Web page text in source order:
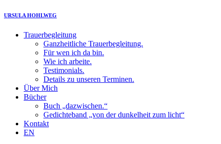
Zum
springen
URSULA HOHLWEG
Trauerbegleitung
Ganzheitliche Trauerbegleitung.
Für wen ich da bin.
Wie ich arbeite.
Testimonials.
Details zu unseren Terminen.
Über Mich
Bücher
Buch „dazwischen.“
Gedichteband „von der dunkelheit zum licht“
Kontakt
EN